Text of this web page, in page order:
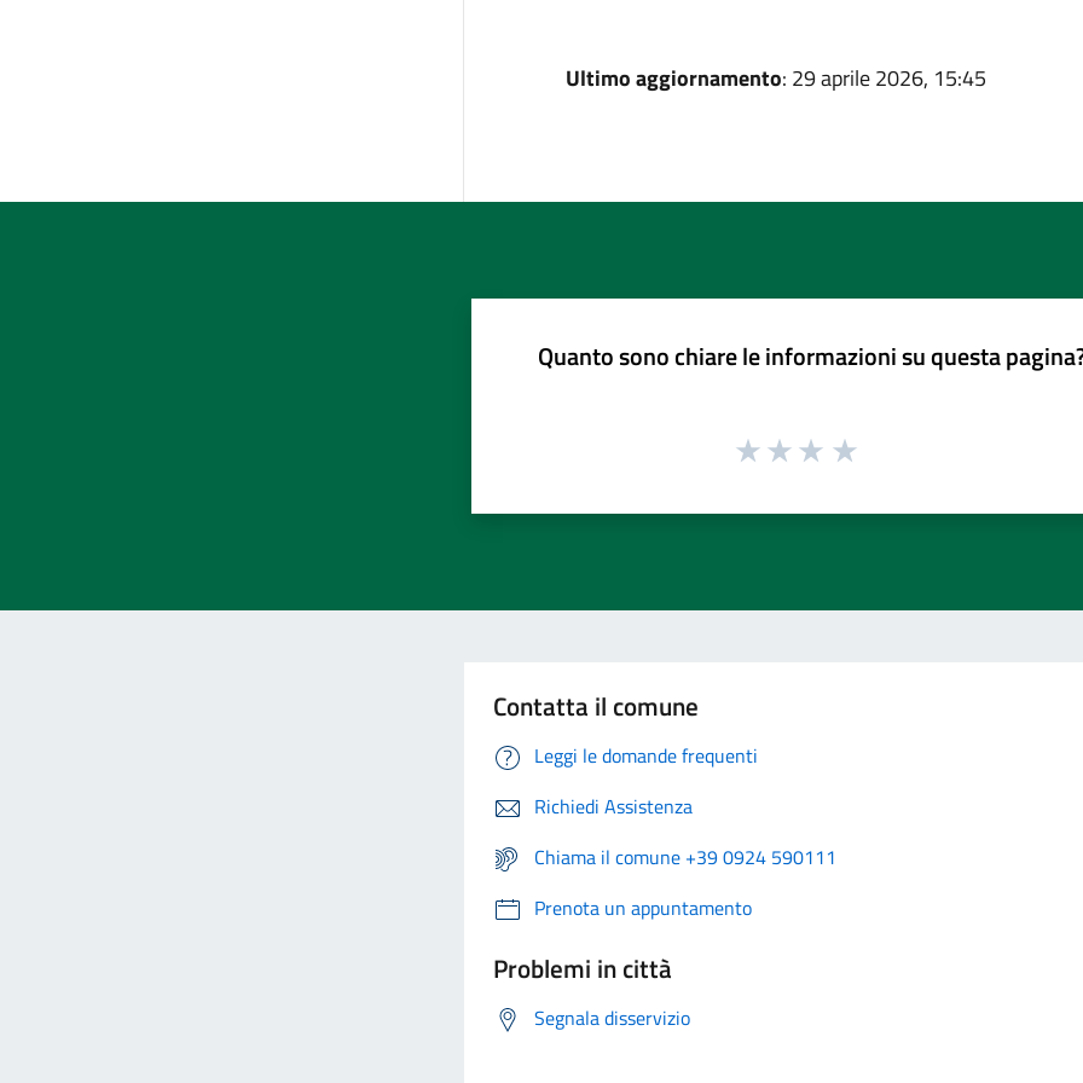
Ultimo aggiornamento: 29 aprile 2026, 15:45
Quanto sono chiare le informazioni su questa
Contatta il comune
Leggi le domande frequenti
Richiedi Assistenza
Chiama il comune +39 0924 590111
Prenota un appuntamento
Problemi in città
Segnala disservizio